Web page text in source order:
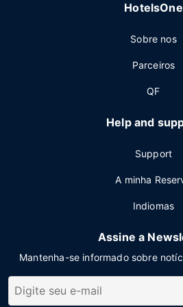
HotelsOne
Sobre nos
Parceiros
QF
Help and
Support
A minha
Indiomas
Assine a
Mantenha-se informado sobre